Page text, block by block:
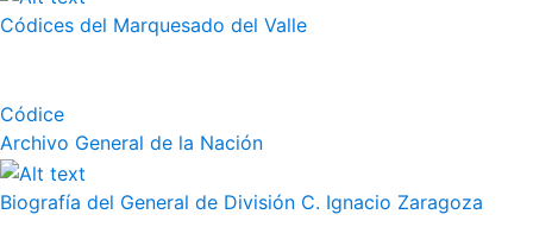
Códices del Marquesado del Valle
Códice
Archivo General de la Nación
Biografía del General de División C. Ignacio Zaragoza